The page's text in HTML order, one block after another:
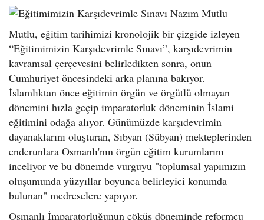
Mutlu, eğitim tarihimizi kronolojik bir çizgide izleyen
“Eğitimimizin Karşıdevrimle Sınavı”, karşıdevrimin
kavramsal çerçevesini belirledikten sonra, onun
Cumhuriyet öncesindeki arka planına bakıyor.
İslamlıktan önce eğitimin örgün ve örgütlü olmayan
dönemini hızla geçip imparatorluk döneminin İslami
eğitimini odağa alıyor. Günümüzde karşıdevrimin
dayanaklarını oluşturan, Sıbyan (Sübyan) mekteplerinden
enderunlara Osmanlı'nın örgün eğitim kurumlarını
inceliyor ve bu dönemde vurguyu "toplumsal yapımızın
oluşumunda yüzyıllar boyunca belirleyici konumda
bulunan" medreselere yapıyor.
Osmanlı İmparatorluğunun çöküş döneminde reformcu